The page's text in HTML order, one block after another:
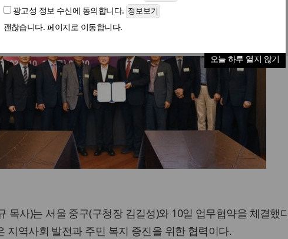
광고성 정보 수신에 동의합니다.
괜찮습니다. 페이지로 이동합니다.
오늘 하루 열지 않기
목사)는 서울 중구(구청장 김길성)와 10일 업무협약을 체결했
지역사회 발전과 주민 복지 증진을 위한 협력이다.